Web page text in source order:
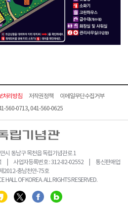
처리방침 저작권정책
이메일무단수집거부
560-0713, 041-560-0625
시 동남구 목천읍 독립기념관로 1
| 사업자등록번호 : 312-82-02552 | 통신판매업
2012-충남천안-75호
OF KOREA. ALL RIGHTS RESERVED.